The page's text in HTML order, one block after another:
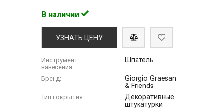
В наличии
УЗНАТЬ ЦЕНУ
Инструмент
нанесения:
Шпатель
Бренд:
Giorgio Graesan
& Friends
Тип покрытия:
Декоративные
штукатурки